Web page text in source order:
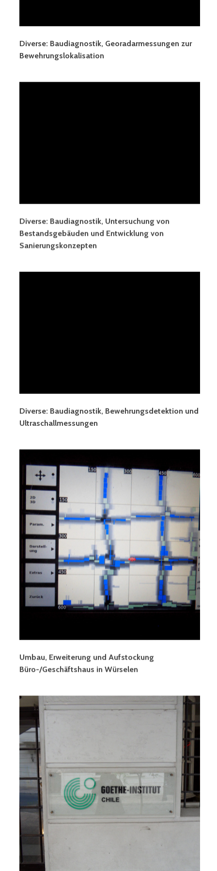
Diverse: Baudiagnostik, Georadarmessungen zur
Bewehrungslokalisation
Diverse: Baudiagnostik, Untersuchung von
Bestandsgebäuden und Entwicklung von
Sanierungskonzepten
Diverse: Baudiagnostik, Bewehrungsdetektion und
Ultraschallmessungen
Umbau, Erweiterung und Aufstockung
Büro-/Geschäftshaus in Würselen